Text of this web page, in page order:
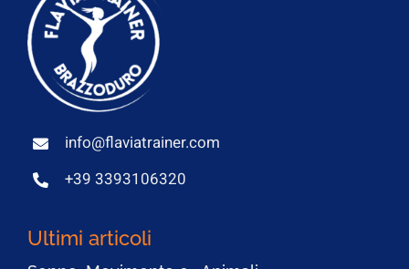
info@flaviatrainer.com
+39 3393106320
Ultimi articoli